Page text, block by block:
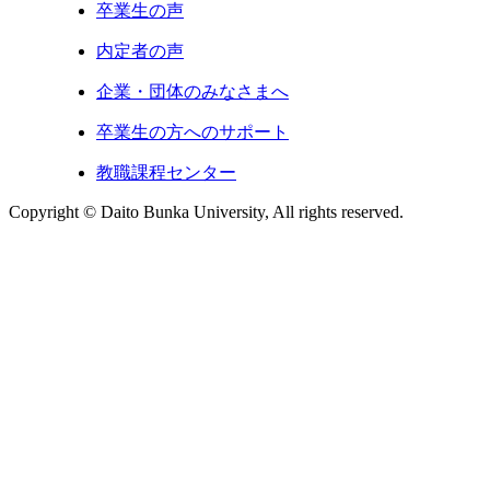
卒業生の声
内定者の声
企業・団体のみなさまへ
卒業生の方へのサポート
教職課程センター
Copyright © Daito Bunka University, All rights reserved.